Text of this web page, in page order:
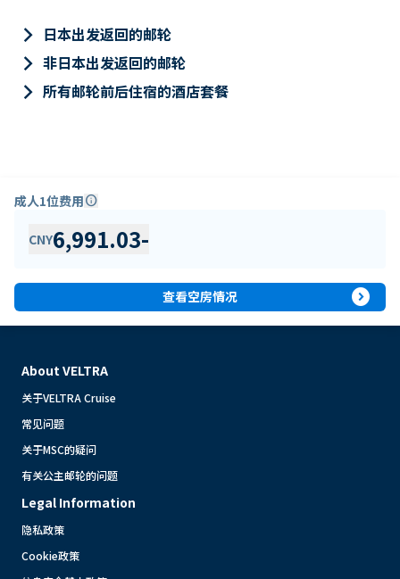
keyboard_arrow_right 日本出发返回的邮轮
keyboard_arrow_right 非日本出发返回的邮轮
keyboard_arrow_right 所有邮轮前后住宿的酒店套餐
成人1位费用info
CNY6,991.03-
查看空房情况 expand_circle_right
About VELTRA
关于VELTRA Cruise
常见问题
关于MSC的疑问
有关公主邮轮的问题
Legal Information
隐私政策
Cookie政策